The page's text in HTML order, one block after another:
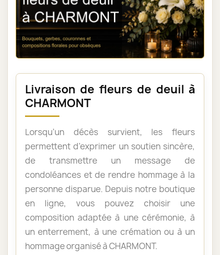
Livraison de fleurs de deuil à
CHARMONT
Lorsqu’un décès survient, les fleurs
permettent d’exprimer un soutien sincère,
de transmettre un message de
condoléances et de rendre hommage à la
personne disparue. Depuis notre boutique
en ligne, vous pouvez choisir une
composition adaptée à une cérémonie, à
un enterrement, à une crémation ou à un
hommage organisé à CHARMONT.